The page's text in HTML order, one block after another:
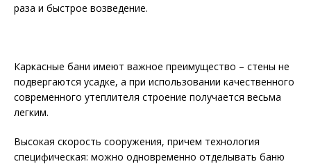
раза и быстрое возведение.
Каркасные бани имеют важное преимущество – стены не
подвергаются усадке, а при использовании качественного
современного утеплителя строение получается весьма
легким.
Высокая скорость сооружения, причем технология
специфическая: можно одновременно отделывать баню